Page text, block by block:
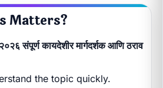
Matters?
संपूर्ण कायदेशीर मार्गदर्शक आणि ठराव
the topic quickly.